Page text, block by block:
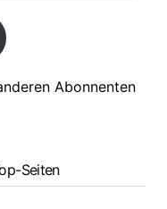
Abonnenten
Seiten